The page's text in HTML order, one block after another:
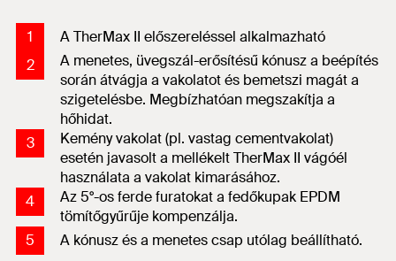
1
A TherMax II előszereléssel alkalmazható
2
A menetes, üvegszál-erősítésű kónusz a beépítés
során átvágja a vakolatot és bemetszi magát a
szigetelésbe. Megbízhatóan megszakítja a
hőhidat.
3
Kemény vakolat (pl. vastag cementvakolat)
esetén javasolt a mellékelt TherMax II vágóél
használata a vakolat kimarásához.
4
Az 5°-os ferde furatokat a fedőkupak EPDM
tömítőgyűrűje kompenzálja.
5
A kónusz és a menetes csap utólag beállítható.